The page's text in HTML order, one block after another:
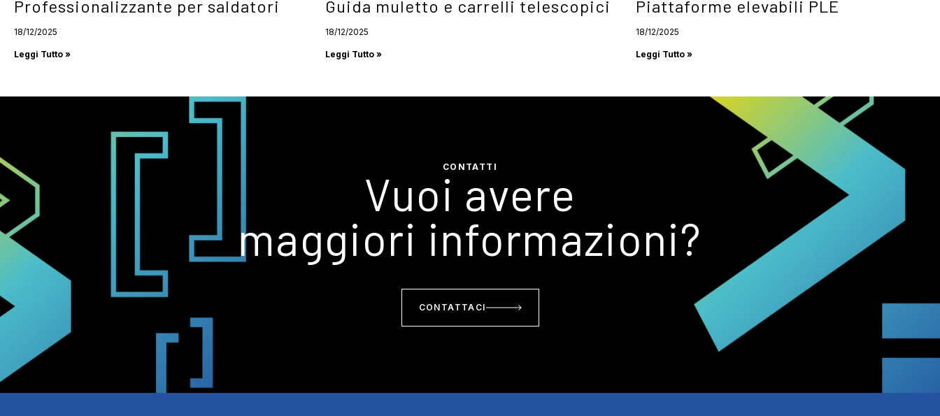
Professionalizzante per saldatori
18/12/2025
Leggi Tutto »
Guida muletto e carrelli telescopici
18/12/2025
Leggi Tutto »
Piattaforme elevabili PLE
18/12/2025
Leggi Tutto »
CONTATTI
Vuoi avere
maggiori informazioni?
CONTATTACI